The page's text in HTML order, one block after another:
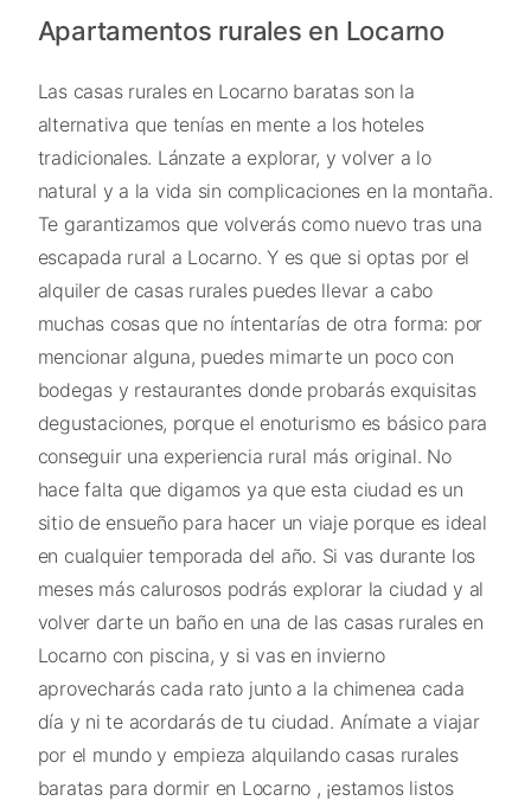
Apartamentos rurales en Locarno
Las casas rurales en Locarno baratas son la
alternativa que tenías en mente a los hoteles
tradicionales. Lánzate a explorar, y volver a lo
natural y a la vida sin complicaciones en la montaña.
Te garantizamos que volverás como nuevo tras una
escapada rural a Locarno. Y es que si optas por el
alquiler de casas rurales puedes llevar a cabo
muchas cosas que no íntentarías de otra forma: por
mencionar alguna, puedes mimarte un poco con
bodegas y restaurantes donde probarás exquisitas
degustaciones, porque el enoturismo es básico para
conseguir una experiencia rural más original. No
hace falta que digamos ya que esta ciudad es un
sitio de ensueño para hacer un viaje porque es ideal
en cualquier temporada del año. Si vas durante los
meses más calurosos podrás explorar la ciudad y al
volver darte un baño en una de las casas rurales en
Locarno con piscina, y si vas en invierno
aprovecharás cada rato junto a la chimenea cada
día y ni te acordarás de tu ciudad. Anímate a viajar
por el mundo y empieza alquilando casas rurales
baratas para dormir en Locarno , ¡estamos listos